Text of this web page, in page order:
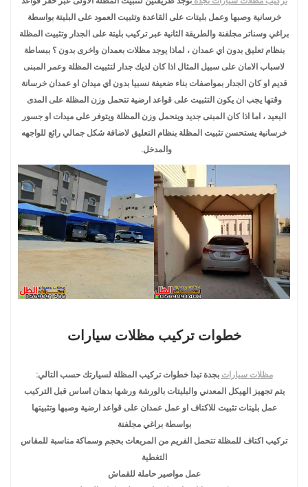
خرسانية وصبها وعمل بليتات على القاعدة وتثبيت العمود على البليتة بواسطة
براغي وسناتر مجلفنة والطريقة الثانية عبر تركيب بليتة على الجدار وتثبيت المظلة
بنظام تعليق بدون اي عمدان ، لماذا يوجد مظلات بعمدان واخرى بدون ؟ ببساطة
لاسباب الامان على سبيل المثال اذا كان لديك جدار لتثبيت المظلة وعمر المبنى
قديم او كان الجدار بمواصفات بناء ضعيفة نسبيا بدون اي ميدان او عمدان خرسانة
وقتها يجب ان يكون التثبيت على قواعد ارضية تتحمل وزن المظلة على المدى
البعيد ، اما اذا كان المبنى جديد وينحمل وزن المظلة ويتوفر على ميدات او جسور
خرسانية يستحسن تثبيت المظلة بنظام التعليق لاضافة شكل جمالي رائع للواجهه
والمدخل.
خطوات تركيب مظلات سيارات
مظلات سيارات بجدة تبدا خطوات تركيب المظلة لسيارتك حسب التالي:
يتم تجهيز الهيكل المعدني والبليتات بالورشة ورشها بدهان اساس قبل التركيب
عمل بليتات تثبيت للاكتاف او عمل عمدان على قواعد ارضية وصبها وتثبيتها
بواسطة براغي مجلفنة
تركيب اكتاف للمظلة تتحمل الفريم من المربعات بحجم وسماكة مناسبة للمقاس
التغطية
عمل مواصير حاملة للقماش